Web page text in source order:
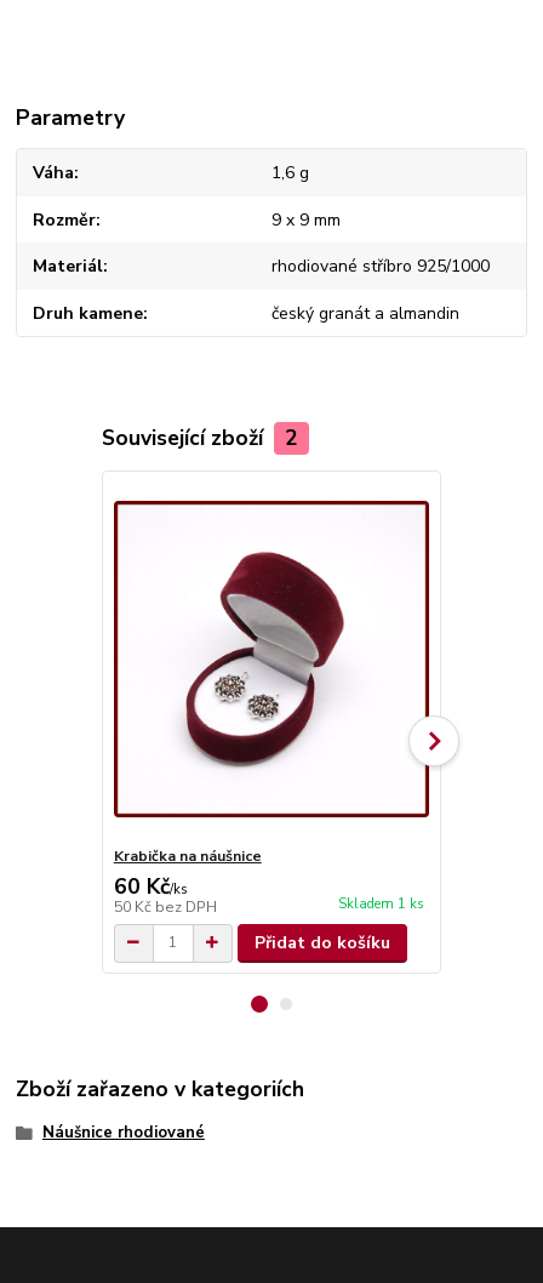
Parametry
Váha 1,6 g
Rozměr 9 x 9 mm
Materiál rhodiované stříbro 925/1000
Druh kamene český granát a almandin
Související zboží 2
Krabička na náušnice
60 Kč/ks
50 Kč bez DPH Skladem 1 ks
Přidat do košíku
Zboží zařazeno v kategoriích
Náušnice rhodiované